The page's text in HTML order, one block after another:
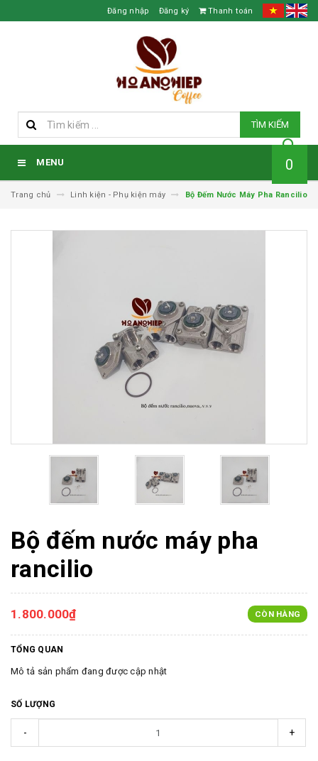
Đăng nhập Đăng ký Thanh toán
TÌM KIẾM
MENU 0
Trang chủ Linh kiện - Phụ kiện máy Bộ Đếm Nước Máy Pha Rancilio
Bộ đếm nước máy pha
rancilio
1.800.000₫ CÒN HÀNG
TỔNG QUAN
Mô tả sản phẩm đang được cập nhật
SỐ LƯỢNG
- +